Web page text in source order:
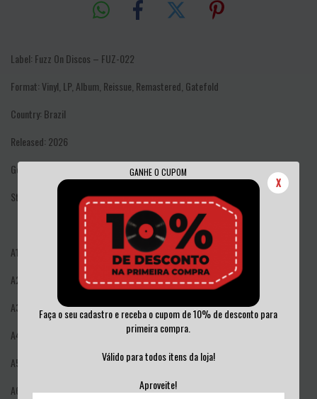
GANHE O CUPOM
X
Faça o seu cadastro e receba o cupom de 10% de desconto para
primeira compra.
Válido para todos itens da loja!
Aproveite!
Label: Fuzz On Discos – FUZ-022
Format: Vinyl, LP, Album, Reissue, Remastered, Gatefold
Country: Brazil
Released: 2026
Genre: Rock
Style: Thrash, Hardcore
A1
A2
Beneath The Wheel
A3
Enemy Within
A4
A5
A6
Gun Control